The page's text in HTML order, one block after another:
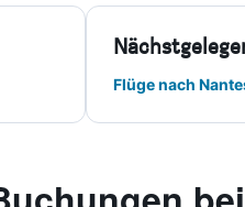
Flüge nach